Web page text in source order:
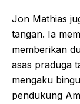
Jon Mathias
tangan. Ia
memberikan
asas praduga
mengaku
pendukung